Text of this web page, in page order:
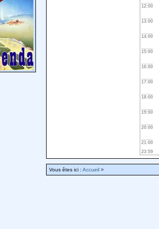
12:00
13:00
14:00
15:00
16:00
17:00
18:00
19:00
20:00
21:00
23:59
Vous êtes ici : Accueil >